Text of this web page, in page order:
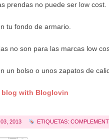
prendas no puede ser low
tu fondo de armario.
no son para las marcas low
un bolso o unos zapatos de
blog with Bloglovin
2013 ETIQUETAS: